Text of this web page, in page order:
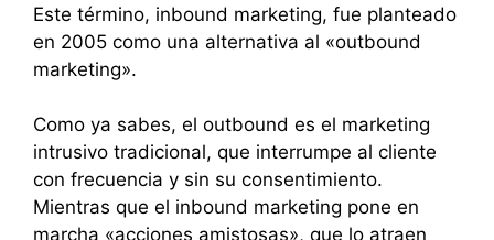
Este término, inbound marketing, fue planteado
en 2005 como una alternativa al «outbound
marketing».
Como ya sabes, el outbound es el marketing
intrusivo tradicional, que interrumpe al cliente
con frecuencia y sin su consentimiento.
Mientras que el inbound marketing pone en
marcha «acciones amistosas», que lo atraen